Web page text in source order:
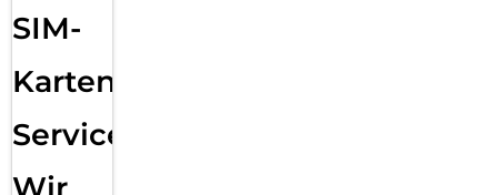
SIM-
Karten
Service:
Wir